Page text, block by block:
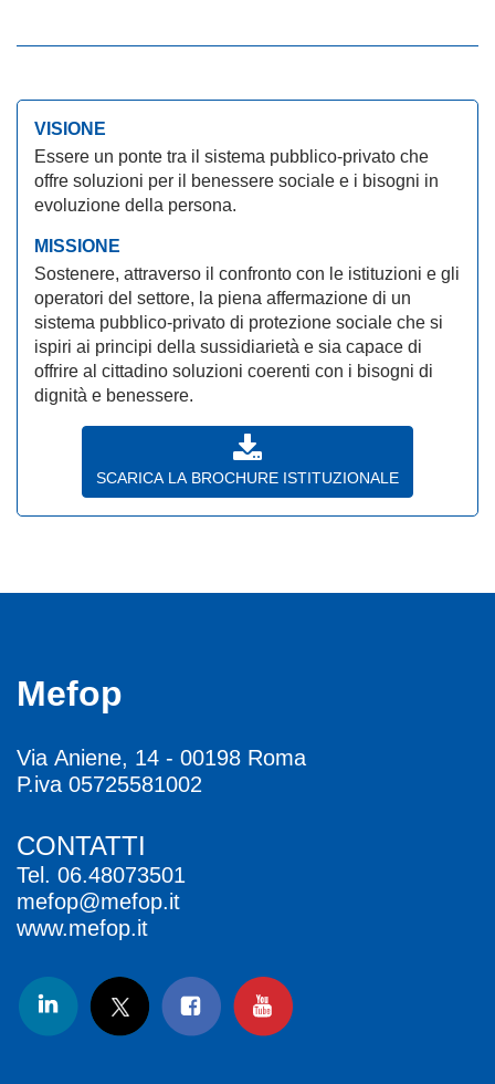
VISIONE
Essere un ponte tra il sistema pubblico-privato che
offre soluzioni per il benessere sociale e i bisogni in
evoluzione della persona.
MISSIONE
Sostenere, attraverso il confronto con le istituzioni e gli
operatori del settore, la piena affermazione di un
sistema pubblico-privato di protezione sociale che si
ispiri ai principi della sussidiarietà e sia capace di
offrire al cittadino soluzioni coerenti con i bisogni di
dignità e benessere.
SCARICA LA BROCHURE ISTITUZIONALE
Mefop
Via Aniene, 14 - 00198 Roma
P.iva 05725581002
CONTATTI
Tel. 06.48073501
mefop@mefop.it
www.mefop.it